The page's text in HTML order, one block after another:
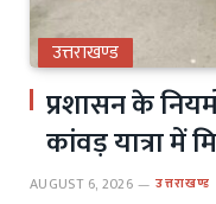
उत्तराखण्ड
प्रशासन के
कांवड़ यात्रा में
AUGUST 6, 2026 उत्तराखण्ड